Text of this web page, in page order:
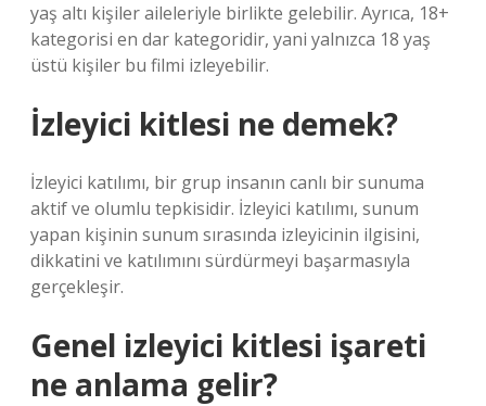
yaş altı kişiler aileleriyle birlikte gelebilir. Ayrıca, 18+
kategorisi en dar kategoridir, yani yalnızca 18 yaş
üstü kişiler bu filmi izleyebilir.
İzleyici kitlesi ne demek?
İzleyici katılımı, bir grup insanın canlı bir sunuma
aktif ve olumlu tepkisidir. İzleyici katılımı, sunum
yapan kişinin sunum sırasında izleyicinin ilgisini,
dikkatini ve katılımını sürdürmeyi başarmasıyla
gerçekleşir.
Genel izleyici kitlesi işareti
ne anlama gelir?